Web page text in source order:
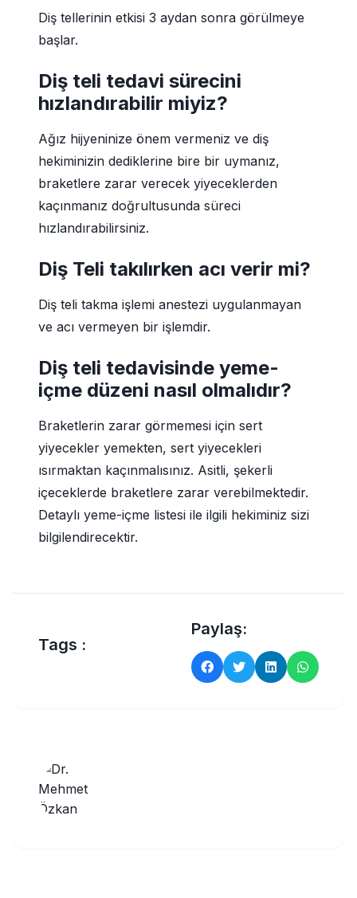
Diş tellerinin etkisi 3 aydan sonra görülmeye
başlar.
Diş teli tedavi sürecini
hızlandırabilir miyiz?
Ağız hijyeninize önem vermeniz ve diş
hekiminizin dediklerine bire bir uymanız,
braketlere zarar verecek yiyeceklerden
kaçınmanız doğrultusunda süreci
hızlandırabilirsiniz.
Diş Teli takılırken acı verir mi?
Diş teli takma işlemi anestezi uygulanmayan
ve acı vermeyen bir işlemdir.
Diş teli tedavisinde yeme-
içme düzeni nasıl olmalıdır?
Braketlerin zarar görmemesi için sert
yiyecekler yemekten, sert yiyecekleri
ısırmaktan kaçınmalısınız. Asitli, şekerli
içeceklerde braketlere zarar verebilmektedir.
Detaylı yeme-içme listesi ile ilgili hekiminiz sizi
bilgilendirecektir.
Tags :
Paylaş: